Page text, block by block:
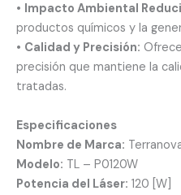
• Impacto Ambiental
productos químicos y la
• Calidad y Precisión:
precisión que mantiene la
tratadas.
Especificaciones
Nombre de Marca:
Modelo: TL – P0120W
Potencia del Láser: 120 [W]